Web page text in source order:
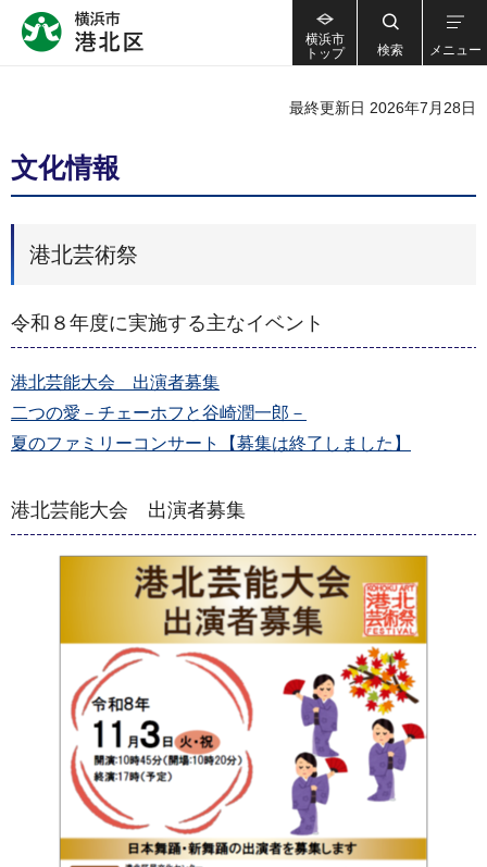
横浜市
トップ
検索 メニュー
最終更新日 2026年7月28日
文化情報
港北芸術祭
令和８年度に実施する主なイベント
港北芸能大会 出演者募集
二つの愛－チェーホフと谷崎潤一郎－
夏のファミリーコンサート【募集は終了しました】
港北芸能大会 出演者募集